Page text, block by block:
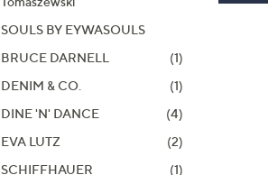
SOULS BY EYWASOULS
BRUCE DARNELL
(1)
DENIM & CO.
(1)
DINE 'N' DANCE
(4)
EVA LUTZ
(2)
SCHIFFHAUER
(1)